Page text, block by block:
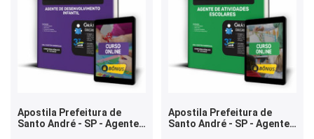
Apostila Prefeitura de
Santo André - SP - Agente
Apostila Prefeitura de
Santo André - SP - Agente